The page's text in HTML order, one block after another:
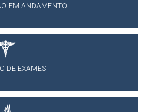
EM ANDAMENTO
DE EXAMES